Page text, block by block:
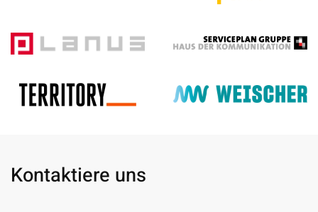
Kontaktiere uns